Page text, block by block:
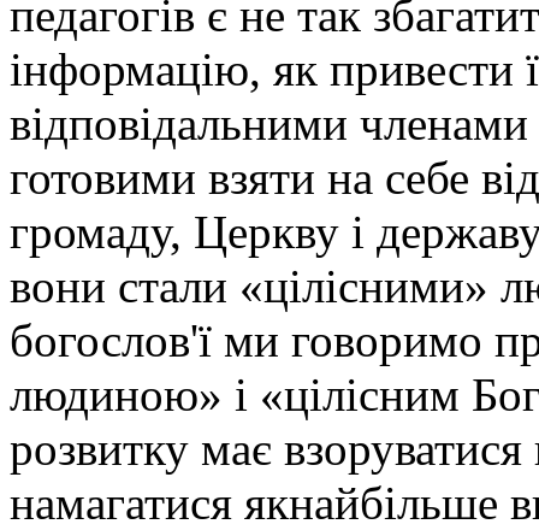
педагогів є не так
інформацію, як привести
відповідальними
готовими взяти на себе
громаду, Церкву і
вони стали «цілісними»
богослов'ї ми говоримо
людиною» і «цілісним
розвитку має
намагатися якнайбільше